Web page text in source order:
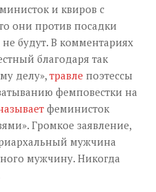
и квиров с
они против посадки
будут. В комментариях
благодаря так
делу», травле поэтессы
фемповестки на
феминисток
Громкое заявление,
мужчина
мужчину. Никогда